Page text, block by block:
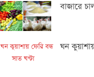
বাজারে
ঘন